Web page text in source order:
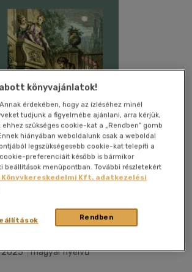
Kívánságlistához adom Megosztom
2025|magyar nyelvű
könyvajánlatok!
érdekében, hogy az ízléséhez minél
tudjunk a figyelmébe ajánlani, arra kérjük,
szükséges cookie-kat a „Rendben” gomb
hiányában weboldalunk csak a weboldal
legszükségesebb cookie-kat telepíti a
preferenciáit később is bármikor
beállítások menüpontban. További részletekért
Kft. adatkezelési
Rendben